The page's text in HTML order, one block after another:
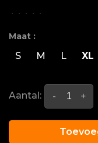
• • • • •
Maat :
S M L XL
Aantal: +
-